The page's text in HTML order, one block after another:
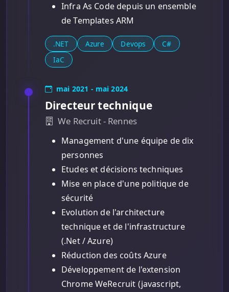
Infra As Code depuis un ensemble
de Templates ARM
.NET Azure Devops
C#
IaC
mai 2021 - mai 2024
Directeur technique
We Recruit - Rennes
Management d'une équipe de dix
personnes
Etudes et décisions techniques
Mise en place d'une politique de
sécurité
Evolution de l'architecture
technique et de l'infrastructure
(.Net / Azure)
Réduction des coûts Azure
Développement de l'extension
Chrome WeRecruit (javascript,